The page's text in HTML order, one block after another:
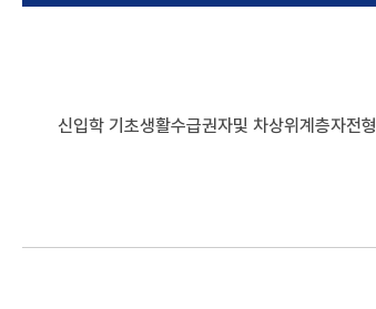
신입학 기초생활수급권자및 차상위계층자전형